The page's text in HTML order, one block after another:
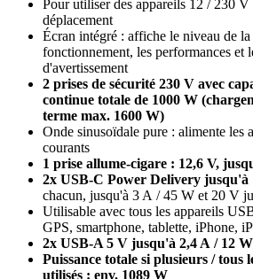
Pour utiliser des appareils 12 / 230
déplacement
Écran intégré : affiche le niveau de
fonctionnement, les performances et
d'avertissement
2 prises de sécurité 230 V avec
continue totale de 1000 W
terme max. 1600 W)
Onde sinusoïdale pure : alimente les
courants
1 prise allume-cigare : 12,6 V,
2x USB-C Power Delivery jusqu'à
chacun, jusqu'à 3 A / 45 W et 20 V
Utilisable avec tous les appareils
GPS, smartphone, tablette, iPhone,
2x USB-A 5 V jusqu'à 2,4 A / 12 W
Puissance totale si plusieurs / tous
utilisés : env. 1089 W